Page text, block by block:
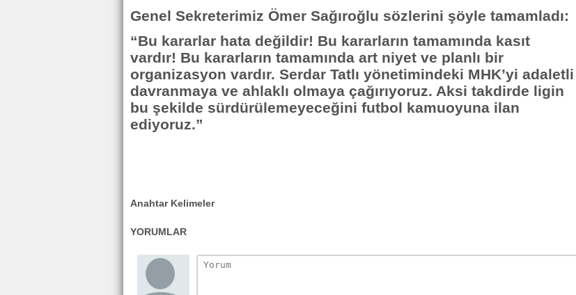
Genel Sekreterimiz Ömer Sağıroğlu sözlerini şöyle tamamladı:
“Bu kararlar hata değildir! Bu kararların tamamında kasıt
vardır! Bu kararların tamamında art niyet ve planlı bir
organizasyon vardır. Serdar Tatlı yönetimindeki MHK’yi adaletli
davranmaya ve ahlaklı olmaya çağırıyoruz. Aksi takdirde ligin
bu şekilde sürdürülemeyeceğini futbol kamuoyuna ilan
ediyoruz.”
Anahtar Kelimeler
YORUMLAR